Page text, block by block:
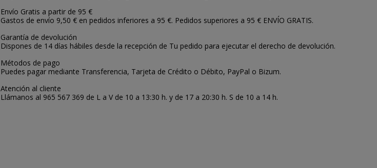
Envío Gratis a partir de 95 €
Gastos de envío 9,50 € en pedidos inferiores a 95 €. Pedidos superiores a 95 € ENVÍO GRATIS.
Garantía de devolución
Dispones de 14 días hábiles desde la recepción de Tu pedido para ejecutar el derecho de devolución.
Métodos de pago
Puedes pagar mediante Transferencia, Tarjeta de Crédito o Débito, PayPal o Bizum.
Atención al cliente
Llámanos al 965 567 369 de L a V de 10 a 13:30 h. y de 17 a 20:30 h. S de 10 a 14 h.